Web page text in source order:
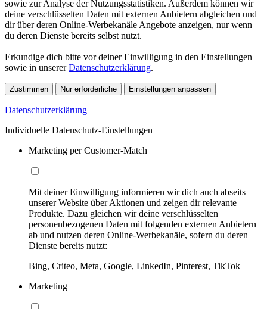
sowie zur Analyse der Nutzungsstatistiken. Außerdem können wir
deine verschlüsselten Daten mit externen Anbietern abgleichen und
dir über deren Online-Werbekanäle Angebote anzeigen, nur wenn
du deren Dienste bereits selbst nutzt.
Erkundige dich bitte vor deiner Einwilligung in den Einstellungen
sowie in unsererDatenschutzerklärung.
Zustimmen Nur erforderliche Einstellungen anpassen
Datenschutzerklärung
Individuelle Datenschutz-Einstellungen
Marketing per Customer-Match
Mit deiner Einwilligung informieren wir dich auch abseits
unserer Website über Aktionen und zeigen dir relevante
Produkte. Dazu gleichen wir deine verschlüsselten
personenbezogenen Daten mit folgenden externen Anbietern
ab und nutzen deren Online-Werbekanäle, sofern du deren
Dienste bereits nutzt:
Bing, Criteo, Meta, Google, LinkedIn, Pinterest, TikTok
Marketing